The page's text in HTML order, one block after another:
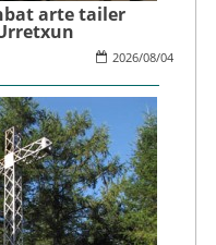
arte tailer
2026/08/04